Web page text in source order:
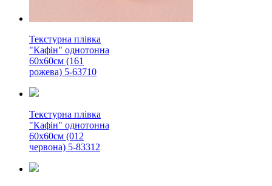
Текстурна плівка
"Кафін" однотонна
60х60см (161
рожева) 5-63710
Текстурна плівка
"Кафін" однотонна
60х60см (012
червона) 5-83312